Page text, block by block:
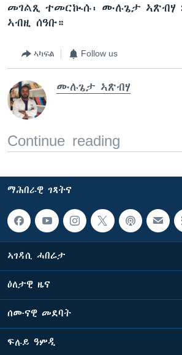
መገልጺ ተመርኲሱ፡ ሙሉጌታ ኣጽብሃ
ኣብዚ ሰዓቡ።
ኣካፍል Follow us
ሙሉጌታ ኣጽብሃ
Continue reading
ማሕበራዊ ገጻትና
ኣገዳሲ ሓበሬታ
ዕለታዊ ዜና
ሰሙናዊ መደባት
ፍሉይ ዓምዲ